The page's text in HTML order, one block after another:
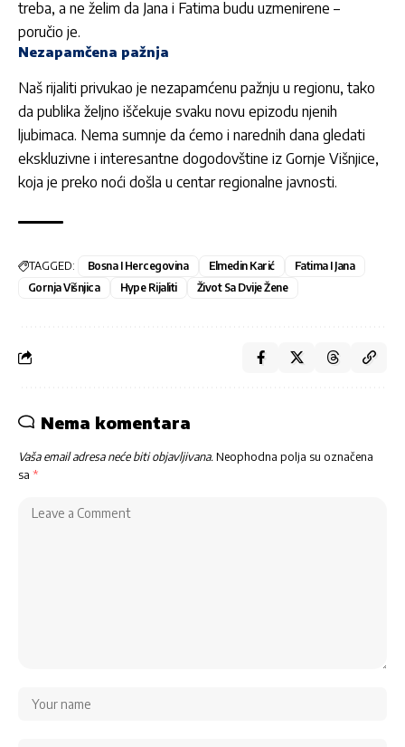
treba, a ne želim da Jana i Fatima budu uzmenirene –
poručio je.
Nezapamčena pažnja
Naš rijaliti privukao je nezapamćenu pažnju u regionu, tako
da publika željno iščekuje svaku novu epizodu njenih
ljubimaca. Nema sumnje da ćemo i narednih dana gledati
ekskluzivne i interesantne dogodovštine iz Gornje Višnjice,
koja je preko noći došla u centar regionalne javnosti.
TAGGED: Bosna I Hercegovina Elmedin Karić
Fatima I Jana
Gornja Višnjica
Hype Rijaliti Život Sa Dvije Žene
Nema komentara
Vaša email adresa neće biti objavljivana. Neophodna polja su označena
sa *